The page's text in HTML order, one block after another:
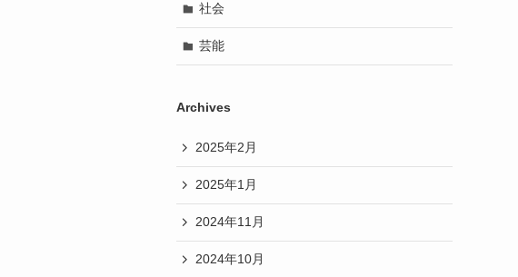
社会
芸能
Archives
2025年2月
2025年1月
2024年11月
2024年10月